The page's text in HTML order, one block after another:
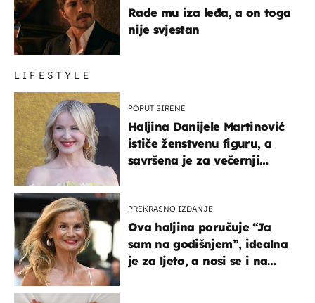
Rade mu iza leđa, a on toga
nije svjestan
LIFESTYLE
POPUT SIRENE
Haljina Danijele Martinović
ističe ženstvenu figuru, a
savršena je za večernji
PREKRASNO IZDANJE
Ova haljina poručuje “Ja
sam na godišnjem”, idealna
je za ljeto, a nosi se i na